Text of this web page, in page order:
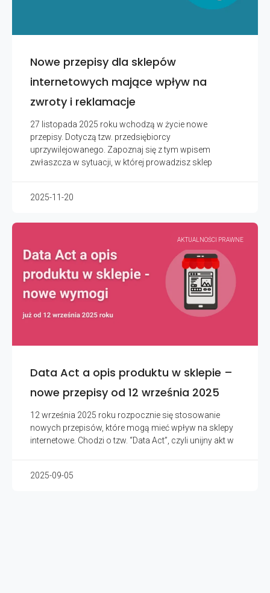
Nowe przepisy dla sklepów
internetowych mające wpływ na
zwroty i reklamacje
27 listopada 2025 roku wchodzą w życie nowe
przepisy. Dotyczą tzw. przedsiębiorcy
uprzywilejowanego. Zapoznaj się z tym wpisem
zwłaszcza w sytuacji, w której prowadzisz sklep
2025-11-20
AKTUALNOŚCI PRAWNE
Data Act a opis produktu w sklepie –
nowe przepisy od 12 września 2025
12 września 2025 roku rozpocznie się stosowanie
nowych przepisów, które mogą mieć wpływ na sklepy
internetowe. Chodzi o tzw. “Data Act”, czyli unijny akt w
2025-09-05